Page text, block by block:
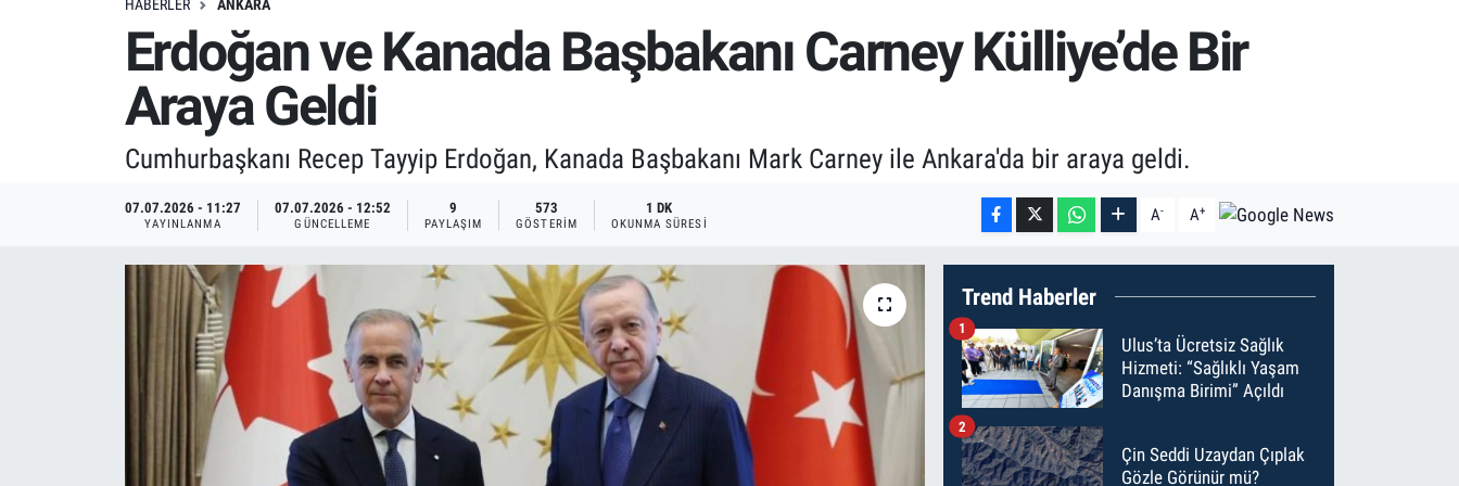
HABERLER ANKARA
Erdoğan ve Kanada Başbakanı Carney Külliye’de Bir
Araya Geldi
Cumhurbaşkanı Recep Tayyip Erdoğan, Kanada Başbakanı Mark Carney ile Ankara'da bir araya geldi.
07.07.2026 - 11:27
YAYINLANMA
07.07.2026 - 12:52
GÜNCELLEME
9
PAYLAŞIM
573
GÖSTERIM
1 DK
OKUNMA SÜRESI A- A+
Trend Haberler
Ulus’ta Ücretsiz Sağlık
Hizmeti: “Sağlıklı Yaşam
Danışma Birimi” Açıldı
1
Çin Seddi Uzaydan Çıplak
Gözle Görünür mü?
2